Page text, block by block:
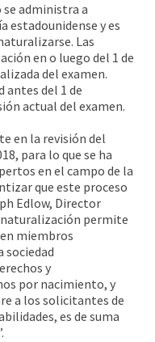
se administra a
estadounidense y es
Las
en o luego del 1 de
del examen.
antes del 1 de
actual del examen.
en la revisión del
para lo que se ha
en el campo de la
que este proceso
Edlow, Director
naturalización permite
miembros
y
por nacimiento, y
a los solicitantes de
es de suma